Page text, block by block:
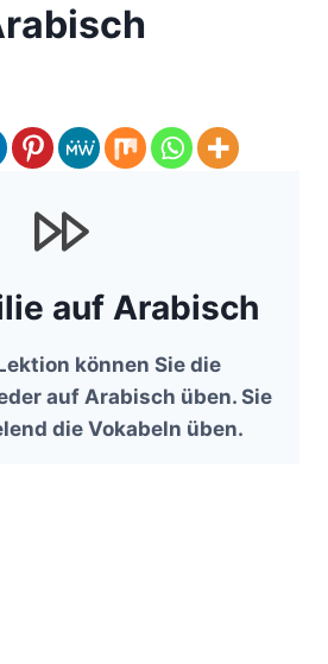
auf Arabisch
können Sie die
auf Arabisch üben. Sie
die Vokabeln üben.